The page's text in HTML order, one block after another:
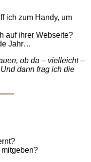
ich zum Handy, um
auf ihrer Webseite?
Jahr…
ob da – vielleicht –
dann frag ich die